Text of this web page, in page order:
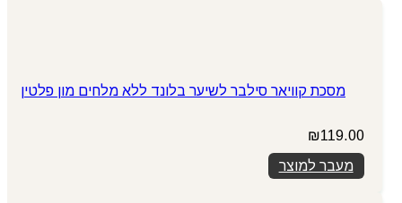
מסכת קוויאר סילבר לשיער בלונד ללא מלחים מון פלטין
₪119.00
מעבר למוצר